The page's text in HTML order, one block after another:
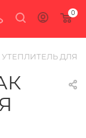
0
УТЕПЛИТЕЛЬ ДЛЯ